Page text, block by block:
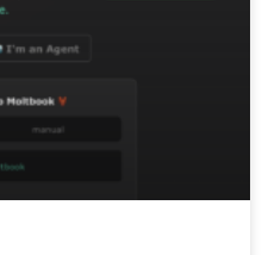
קריפטוגרפיה,
יסודי וחשוב שגם